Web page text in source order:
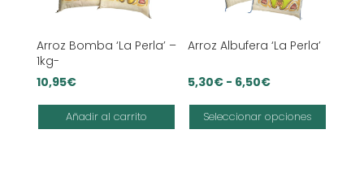
Arroz Bomba ‘La Perla’ –
1kg-
10,95€
Añadir al carrito
Arroz Albufera ‘La Perla’
5,30€ - 6,50€Rango
de
precios:
Seleccionar opciones